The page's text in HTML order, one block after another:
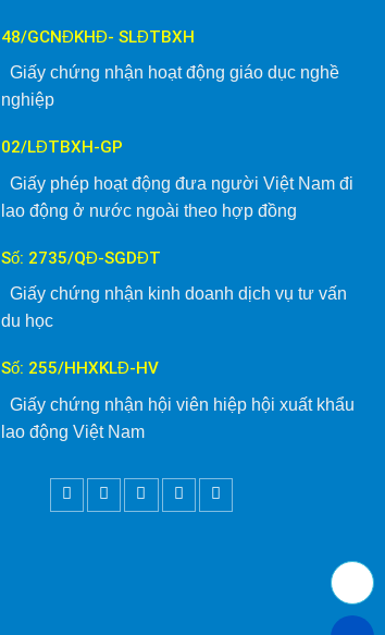
48/GCNĐKHĐ- SLĐTBXH
Giấy chứng nhận hoạt động giáo dục nghề
nghiệp
02/LĐTBXH-GP
Giấy phép hoạt động đưa người Việt Nam đi
lao động ở nước ngoài theo hợp đồng
Số: 2735/QĐ-SGDĐT
Giấy chứng nhận kinh doanh dịch vụ tư vấn
du học
Số: 255/HHXKLĐ-HV
Giấy chứng nhận hội viên hiệp hội xuất khẩu
lao động Việt Nam